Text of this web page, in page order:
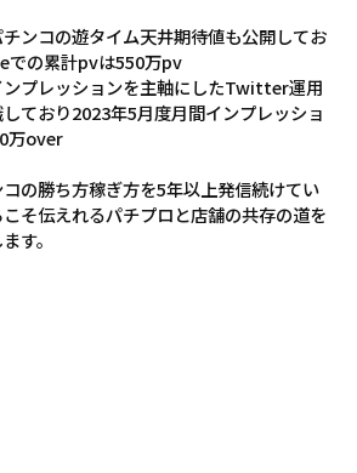
チンコの遊タイム天井期待値も公開してお
での累計pvは550万pv
ンプレッションを主軸にしたTwitter運用
ており2023年5月度月間インプレッショ
万over
の勝ち方稼ぎ方を5年以上発信続けてい
そ伝えれるパチプロと店舗の共存の道を
す。